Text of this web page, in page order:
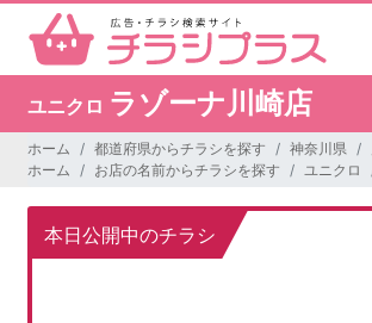
ユニクロ ラゾーナ川崎店
ホーム 都道府県からチラシを探す 神奈川県
ホーム
お店の名前からチラシを探す ユニクロ
本日公開中のチラシ